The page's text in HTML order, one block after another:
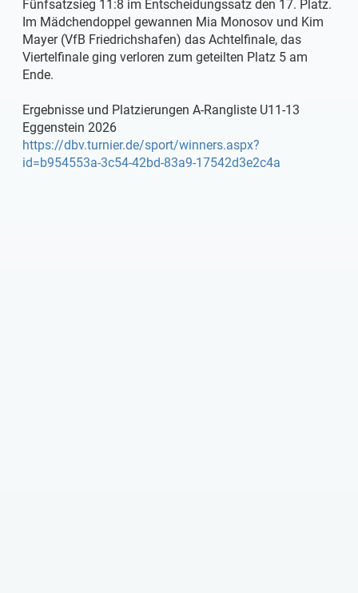
Fünfsatzsieg 11:8 im Entscheidungssatz den 17. Platz.
Im Mädchendoppel gewannen Mia Monosov und Kim
Mayer (VfB Friedrichshafen) das Achtelfinale, das
Viertelfinale ging verloren zum geteilten Platz 5 am
Ende.
Ergebnisse und Platzierungen A-Rangliste U11-13
Eggenstein 2026
https://dbv.turnier.de/sport/winners.aspx?
id=b954553a-3c54-42bd-83a9-17542d3e2c4a